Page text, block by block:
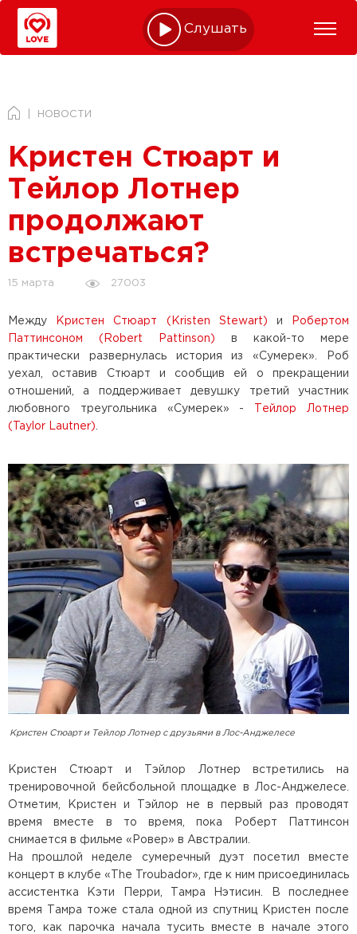
Слушать online
НОВОСТИ
Кристен Стюарт и
Тейлор Лотнер
продолжают
встречаться?
15 марта 27003
Между Кристен Стюарт (Kristen Stewart) и
Робертом
Паттинсоном (Robert Pattinson) в какой-то мере
практически развернулась история из «Сумерек». Роб
уехал, оставив Стюарт и сообщив ей о прекращении
отношений, а поддерживает девушку третий участник
любовного треугольника «Сумерек» -
Тейлор Лотнер
(Taylor Lautner)
Кристен Стюарт и Тейлор Лотнер с друзьями в Лос-Анджелесе
Кристен Стюарт и Тэйлор Лотнер встретились на
тренировочной бейсбольной площадке в Лос-Анджелесе.
Отметим, Кристен и Тэйлор не в первый раз проводят
время вместе в то время, пока Роберт Паттинсон
снимается в фильме «Ровер» в Австралии.
На прошлой неделе сумеречный дуэт посетил вместе
концерт в клубе «The Troubador», где к ним присоединилась
ассистентка Кэти Перри, Тамра Нэтисин. В последнее
время Тамра тоже стала одной из спутниц Кристен после
того, как парочка начала тусить вместе в начале этого